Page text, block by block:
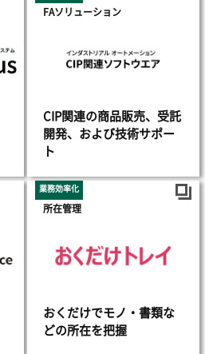
FAソリューション
CIP関連の商品販売、受託
開発、および技術サポー
ト
業務効率化
所在管理
おくだけでモノ・書類な
どの所在を把握